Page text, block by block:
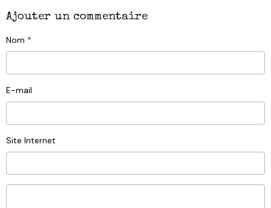
Ajouter un commentaire
Nom
E-mail
Site Internet